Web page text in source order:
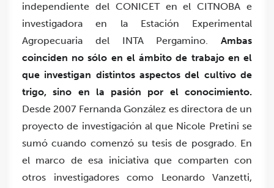
independiente del CONICET en el CITNOBA e
investigadora en la Estación Experimental
Agropecuaria del INTA Pergamino. Ambas
coinciden no sólo en el ámbito de trabajo en el
que investigan distintos aspectos del cultivo de
trigo, sino en la pasión por el conocimiento.
Desde 2007 Fernanda González es directora de un
proyecto de investigación al que Nicole Pretini se
sumó cuando comenzó su tesis de posgrado. En
el marco de esa iniciativa que comparten con
otros investigadores como Leonardo Vanzetti,